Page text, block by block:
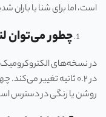
است، اما برای شنا یا
چطور می‌توان
در نسخه‌های
در ۰.۲ ثانیه تغییر
روشن یا رنگی در دسترس